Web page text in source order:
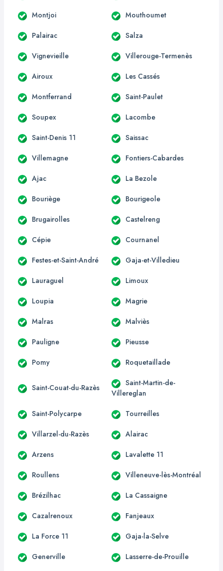
Montjoi Mouthoumet
Palairac Salza
Vignevieille Villerouge-Termenès
Airoux Les Cassés
Montferrand Saint-Paulet
Soupex Lacombe
Saint-Denis 11 Saissac
Villemagne Fontiers-Cabardes
Ajac La Bezole
Bouriège Bourigeole
Brugairolles Castelreng
Cépie Cournanel
Festes-et-Saint-André Gaja-et-Villedieu
Lauraguel Limoux
Loupia Magrie
Malras Malviès
Pauligne Pieusse
Pomy Roquetaillade
Saint-Couat-du-Razès
Saint-Martin-de-
Villereglan
Saint-Polycarpe Tourreilles
Villarzel-du-Razès Alairac
Arzens Lavalette 11
Roullens Villeneuve-lès-Montréal
Brézilhac La Cassaigne
Cazalrenoux Fanjeaux
La Force 11 Gaja-la-Selve
Generville Lasserre-de-Prouille